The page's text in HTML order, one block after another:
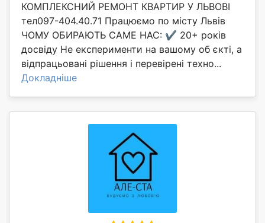
КОМПЛЕКСНИЙ РЕМОНТ КВАРТИР У ЛЬВОВІ
тел097-404.40.71 Працюємо по місту Львів
ЧОМУ ОБИРАЮТЬ САМЕ НАС: ✔️ 20+ років
досвіду Не експерименти на вашому об єкті, а
відпрацьовані рішення і перевірені техно...
Докладніше